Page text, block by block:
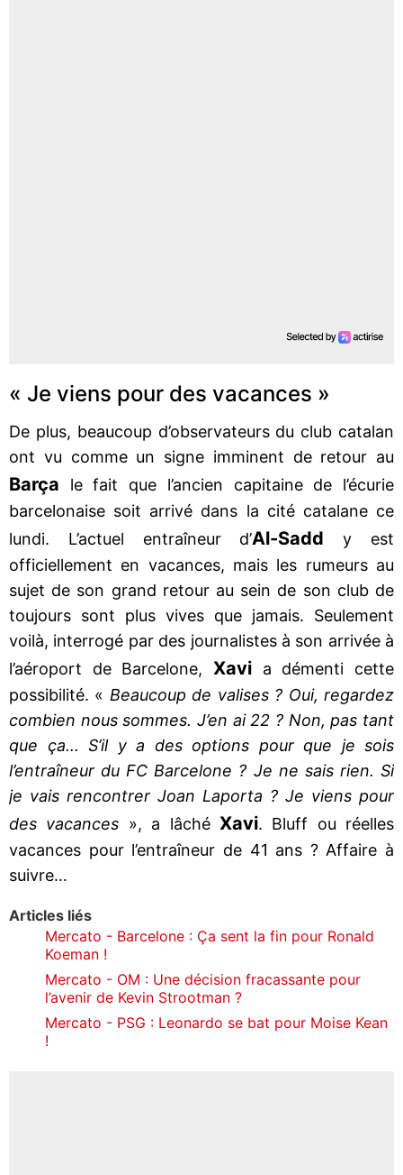
« Je viens pour des vacances »
De plus, beaucoup d’observateurs du club catalan
ont vu comme un signe imminent de retour au
Barça le fait que l’ancien capitaine de l’écurie
barcelonaise soit arrivé dans la cité catalane ce
lundi. L’actuel entraîneur d’Al-Sadd y est
officiellement en vacances, mais les rumeurs au
sujet de son grand retour au sein de son club de
toujours sont plus vives que jamais. Seulement
voilà, interrogé par des journalistes à son arrivée à
l’aéroport de Barcelone, Xavi a démenti cette
possibilité. « Beaucoup de valises ? Oui, regardez
combien nous sommes. J’en ai 22 ? Non, pas tant
que ça… S’il y a des options pour que je sois
l’entraîneur du FC Barcelone ? Je ne sais rien. Si
je vais rencontrer Joan Laporta ? Je viens pour
des vacances », a lâché Xavi. Bluff ou réelles
vacances pour l’entraîneur de 41 ans ? Affaire à
suivre…
Articles liés
Mercato - Barcelone : Ça sent la fin pour Ronald
Koeman !
Mercato - OM : Une décision fracassante pour
l’avenir de Kevin Strootman ?
Mercato - PSG : Leonardo se bat pour Moise Kean
!